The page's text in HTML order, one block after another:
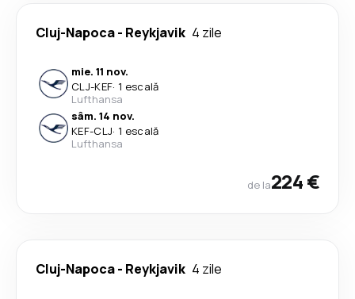
Cluj-Napoca- Reykjavik 4 zile
mie. 11 nov.
CLJ-KEF· 1 escală
Lufthansa
sâm. 14 nov.
KEF-CLJ· 1 escală
Lufthansa
de la224 €
Cluj-Napoca- Reykjavik 4 zile